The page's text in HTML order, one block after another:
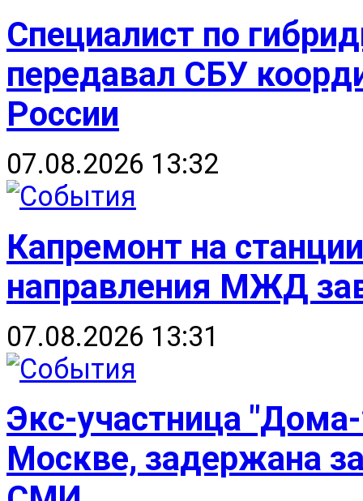
Специалист по
передавал СБУ
России
07.08.2026 13:32
Капремонт на
направления МЖД
07.08.2026 13:31
Экс-участница
Москве, задержана